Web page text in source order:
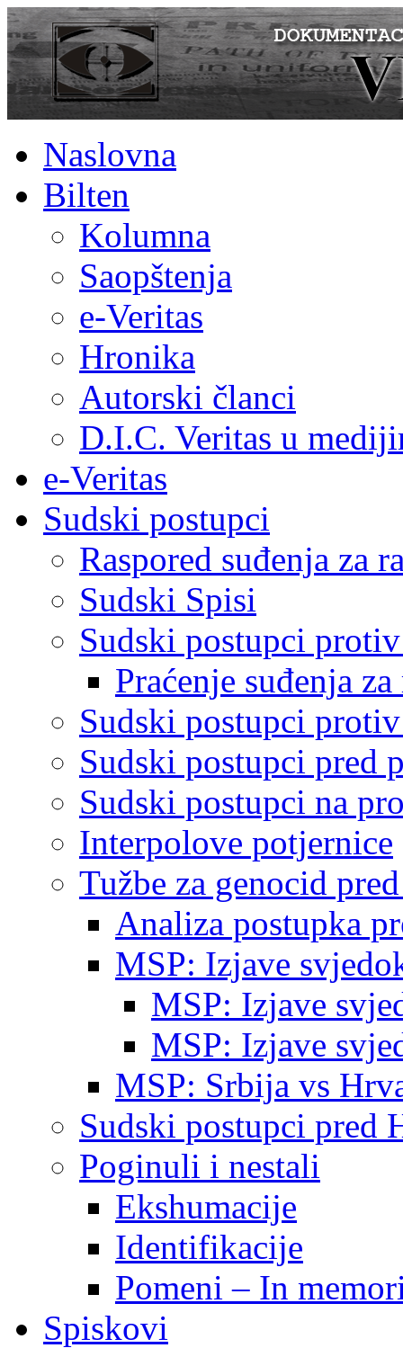
Naslovna
Bilten
Kolumna
Saopštenja
e-Veritas
Hronika
Autorski članci
D.I.C. Veritas u
e-Veritas
Sudski postupci
Raspored suđenja za
Sudski Spisi
Sudski postupci
Praćenje suđenja
Sudski postupci
Sudski postupci pred
Sudski postupci na
Interpolove potjernice
Tužbe za genocid
Analiza postupka
MSP: Izjave
MSP: Izjave
MSP: Izjave
MSP: Srbija vs
Sudski postupci pred
Poginuli i nestali
Ekshumacije
Identifikacije
Pomeni – In
Spiskovi